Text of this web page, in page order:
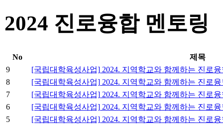
2024 진로융합 멘토링
No
제목
9
[국립대학육성사업] 2024. 지역학교와 함께하는 진로
8
[국립대학육성사업] 2024. 지역학교와 함께하는 진로
7
[국립대학육성사업] 2024. 지역학교와 함께하는 진로
6
[국립대학육성사업] 2024. 지역학교와 함께하는 진로
5
[국립대학육성사업] 2024. 지역학교와 함께하는 진로